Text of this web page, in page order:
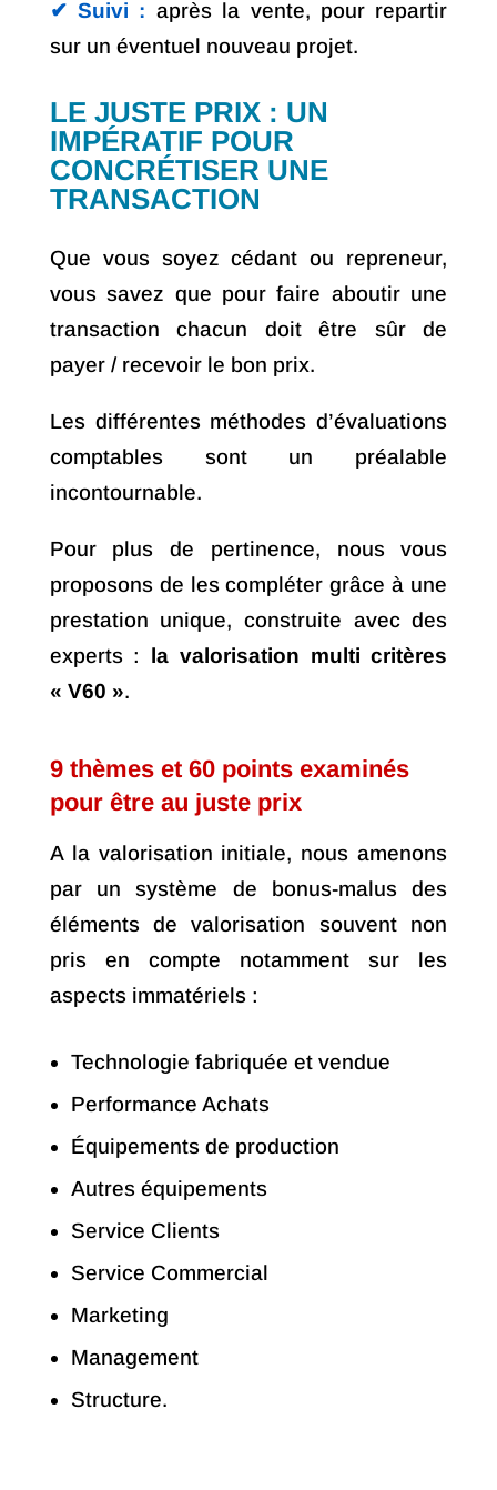
✔︎ Suivi : après la vente, pour repartir
sur un éventuel nouveau projet.
LE JUSTE PRIX : UN
IMPÉRATIF POUR
CONCRÉTISER UNE
TRANSACTION
Que vous soyez cédant ou repreneur,
vous savez que pour faire aboutir une
transaction chacun doit être sûr de
payer / recevoir le bon prix.
Les différentes méthodes d’évaluations
comptables sont un préalable
incontournable.
Pour plus de pertinence, nous vous
proposons de les compléter grâce à une
prestation unique, construite avec des
experts : la valorisation multi critères
« V60 ».
9 thèmes et 60 points examinés
pour être au juste prix
A la valorisation initiale, nous amenons
par un système de bonus-malus des
éléments de valorisation souvent non
pris en compte notamment sur les
aspects immatériels :
Technologie fabriquée et vendue
Performance Achats
Équipements de production
Autres équipements
Service Clients
Service Commercial
Marketing
Management
Structure.